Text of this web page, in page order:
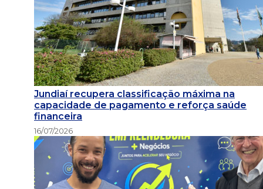
Jundiaí recupera classificação máxima na
capacidade de pagamento e reforça saúde
financeira
16/07/2026